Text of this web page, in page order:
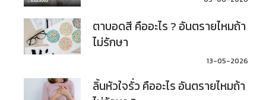
ตาบอดสี คืออะไร ? อันตรายไหมถ้า
ไม่รักษา
13-05-2026
ลิ้นหัวใจรั่ว คืออะไร อันตรายไหมถ้า